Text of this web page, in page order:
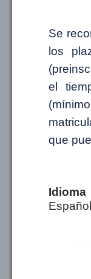
Se
los
el
que
Idioma
Español